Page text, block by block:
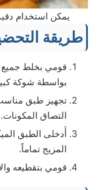
يمكن استخدام
طريقة
بواسطة شوكة
تجهيز طبق
التصاق المكونات.
المزيج تماماً.
قومي بتقطيعه